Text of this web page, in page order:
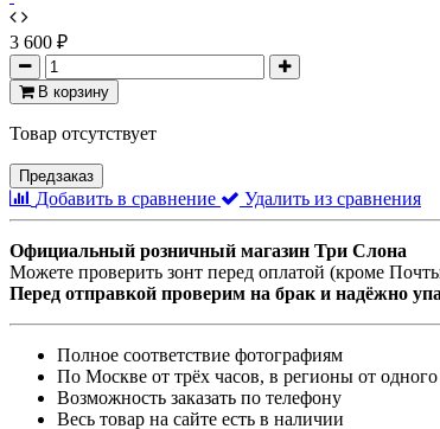
3 600 ₽
В корзину
Товар отсутствует
Предзаказ
Добавить в сравнение Удалить из сравнения
Официальный розничный магазин Три Слона
Можете проверить зонт перед оплатой (кроме
Перед отправкой проверим на брак и надёжно
Полное соответствие фотографиям
По Москве от трёх часов, в регионы от
Возможность заказать по телефону
Весь товар на сайте есть в наличии